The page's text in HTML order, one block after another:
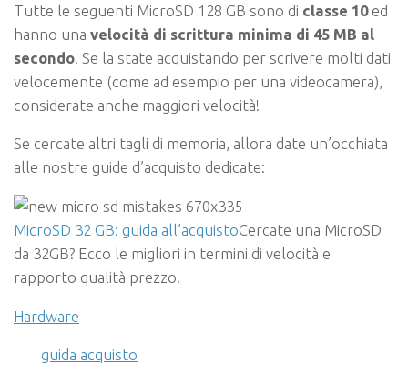
Tutte le seguenti MicroSD 128 GB sono di classe 10ed
hanno una velocità di scrittura minima di 45 MB al
secondo . Se la state acquistando per scrivere molti dati
velocemente (come ad esempio per una videocamera),
considerate anche maggiori velocità!
Se cercate altri tagli di memoria, allora date un’occhiata
alle nostre guide d’acquisto dedicate:
MicroSD 32 GB: guida all’acquistoCercate una MicroSD
da 32GB? Ecco le migliori in termini di velocità e
rapporto qualità prezzo!
Hardware
guida acquisto